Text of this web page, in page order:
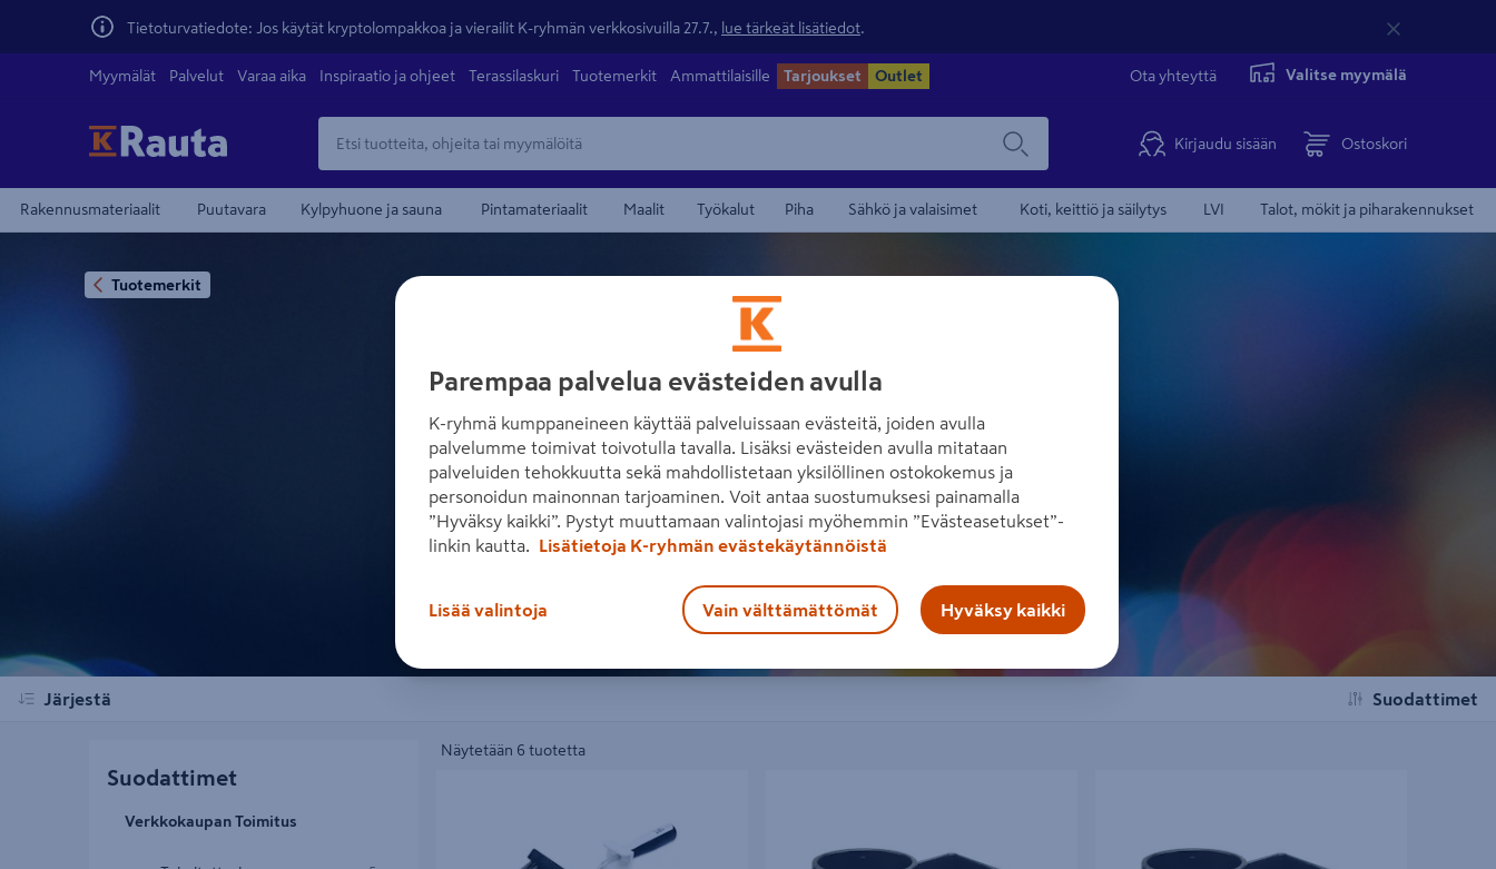
Tietoturvatiedote: Jos käytät kryptolompakkoa ja vierailit K-ryhmän verkkosivuilla 27.7., lue tärkeät lisätiedot
Myymälät Palvelut Varaa aika Inspiraatio ja ohjeet Terassilaskuri Tuotemerkit Ammattilaisille Tarjoukset Outlet Ota yhteyttä Valitse myymälä
Kirjaudu sisään Ostoskori
Rakennusmateriaalit Puutavara Kylpyhuone ja sauna Pintamateriaalit Maalit Työkalut Piha Sähkö ja valaisimet Koti, keittiö ja säilytys LVI Talot, mökit ja piharakennukset
Tuotemerkit
MÄSTER
Järjestä Suodattimet
Suodattimet
Verkkokaupan Toimitus
Näytetään 6 tuotetta
Parempaa palvelua evästeiden avulla
K-ryhmä kumppaneineen käyttää palveluissaan evästeitä, joiden avulla
palvelumme toimivat toivotulla tavalla. Lisäksi evästeiden avulla mitataan
palveluiden tehokkuutta sekä mahdollistetaan yksilöllinen ostokokemus ja
personoidun mainonnan tarjoaminen. Voit antaa suostumuksesi painamalla
”Hyväksy kaikki”. Pystyt muuttamaan valintojasi myöhemmin ”Evästeasetukset”-
linkin kautta.
Lisätietoja K-ryhmän evästekäytännöistä
Lisää valintoja Vain välttämättömät Hyväksy kaikki